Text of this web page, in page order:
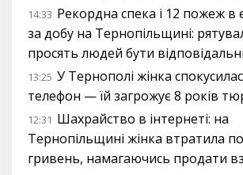
14:33 Рекордна спека і 12 пожеж в
за добу на Тернопільщині:
просять людей бути
13:25 У Тернополі жінка
телефон — їй загрожує 8 років
12:31 Шахрайство в інтернеті: на
Тернопільщині жінка втратила
гривень, намагаючись продати